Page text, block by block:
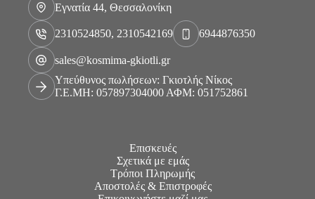
Εγνατία 44, Θεσσαλονίκη
2310524850, 2310542169 6944876350
sales@kosmima-gkiotli.gr
Υπεύθυνος πωλήσεων: Γκιοτλής Νίκος
Γ.Ε.ΜΗ: 057897304000 ΑΦΜ: 051752861
Επισκευές
Σχετικά με εμάς
Τρόποι Πληρωμής
Αποστολές & Επιστροφές